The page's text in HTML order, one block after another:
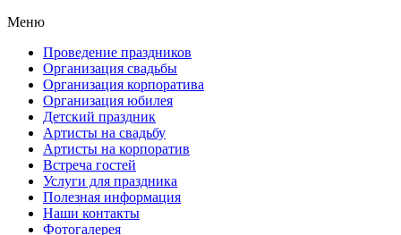
Меню
Проведение праздников
Организация свадьбы
Организация корпоратива
Организация юбилея
Детский праздник
Артисты на свадьбу
Артисты на корпоратив
Встреча гостей
Услуги для праздника
Полезная информация
Наши контакты
Фотогалерея